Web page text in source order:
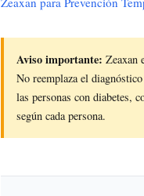
Aviso importante: Zeaxan
No reemplaza el
las personas con diabetes,
según cada persona.